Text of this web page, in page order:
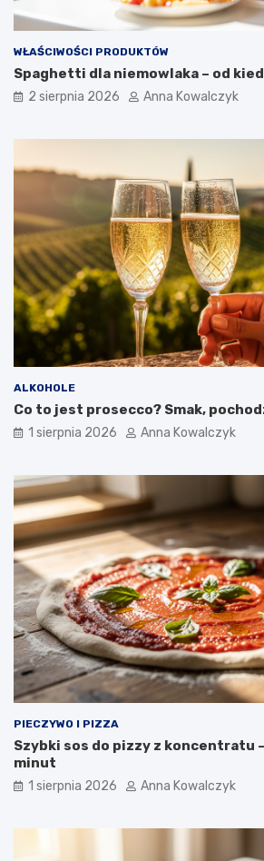
WŁAŚCIWOŚCI PRODUKTÓW
Spaghetti dla niemowlaka – od
2 sierpnia 2026 Anna Kowalczyk
ALKOHOLE
Co to jest prosecco? Smak,
1 sierpnia 2026 Anna Kowalczyk
PIECZYWO I PIZZA
Szybki sos do pizzy z koncentratu
minut
1 sierpnia 2026 Anna Kowalczyk